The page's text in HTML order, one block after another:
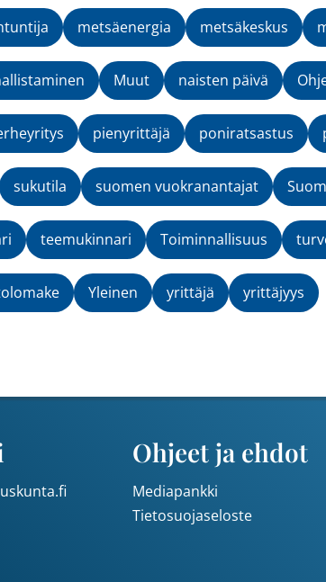
metsäenergia metsäkeskus
Muut naisten päivä
pienyrittäjä poniratsastus
sukutila suomen vuokranantajat
teemukinnari Toiminnallisuus
Yleinen yrittäjä yrittäjyys
Ohjeet ja ehdot
Mediapankki
Tietosuojaseloste